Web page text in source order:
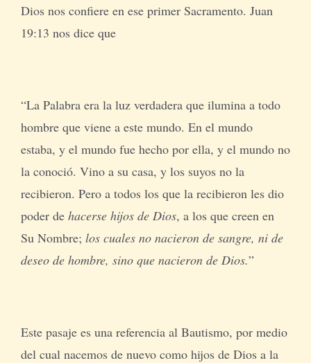
Dios nos confiere en ese primer Sacramento. Juan
19:13 nos dice que
“La Palabra era la luz verdadera que ilumina a todo
hombre que viene a este mundo. En el mundo
estaba, y el mundo fue hecho por ella, y el mundo no
la conoció. Vino a su casa, y los suyos no la
recibieron. Pero a todos los que la recibieron les dio
poder de hacerse hijos de Dios, a los que creen en
Su Nombre; los cuales no nacieron de sangre, ni de
deseo de hombre, sino que nacieron de Dios.”
Este pasaje es una referencia al Bautismo, por medio
del cual nacemos de nuevo como hijos de Dios a la